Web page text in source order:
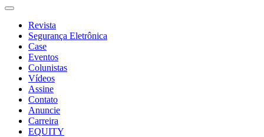
Revista
Segurança Eletrônica
Case
Eventos
Colunistas
Vídeos
Assine
Contato
Anuncie
Carreira
EQUITY